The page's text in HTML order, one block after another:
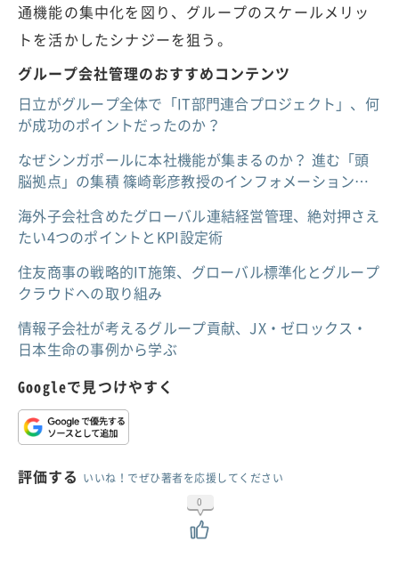
通機能の集中化を図り、グループのスケールメリッ
トを活かしたシナジーを狙う。
グループ会社管理のおすすめコンテンツ
日立がグループ全体で「IT部門連合プロジェクト」、何
が成功のポイントだったのか？
なぜシンガポールに本社機能が集まるのか？ 進む「頭
脳拠点」の集積 篠崎彰彦教授のインフォメーション…
海外子会社含めたグローバル連結経営管理、絶対押さえ
たい4つのポイントとKPI設定術
住友商事の戦略的IT施策、グローバル標準化とグループ
クラウドへの取り組み
情報子会社が考えるグループ貢献、JX・ゼロックス・
日本生命の事例から学ぶ
Googleで見つけやすく
評価する いいね！でぜひ著者を応援してください
0